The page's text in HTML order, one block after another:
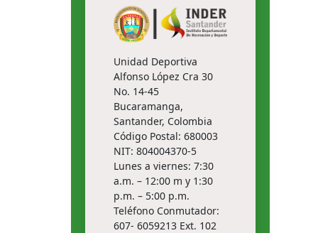
Unidad Deportiva
Alfonso López Cra 30
No. 14-45
Bucaramanga,
Santander, Colombia
Código Postal: 680003
NIT: 804004370-5
Lunes a viernes: 7:30
a.m. – 12:00 m y 1:30
p.m. – 5:00 p.m.
Teléfono Conmutador:
607- 6059213 Ext. 102